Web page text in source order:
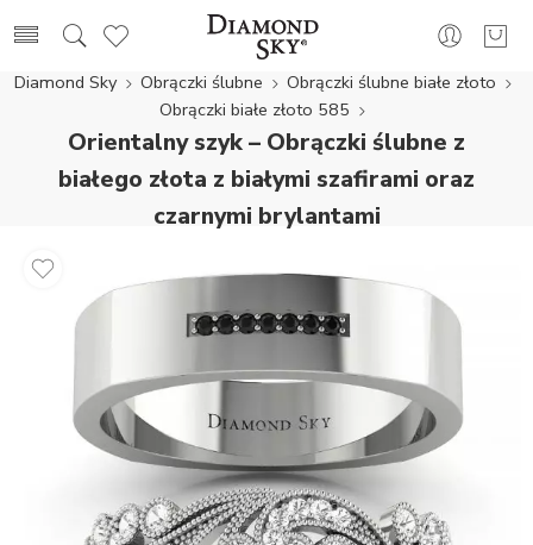
Diamond Sky Obrączki ślubne
Obrączki ślubne białe złoto
Obrączki białe złoto 585
Orientalny szyk – Obrączki ślubne z
białego złota z białymi szafirami oraz
czarnymi brylantami